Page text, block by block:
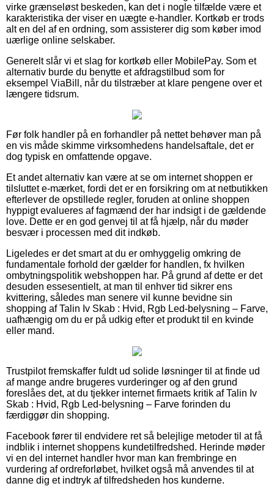
virke grænseløst beskeden, kan det i nogle tilfælde være et
karakteristika der viser en uægte e-handler. Kortkøb er trods
alt en del af en ordning, som assisterer dig som køber imod
uærlige online selskaber.
Generelt slår vi et slag for kortkøb eller MobilePay. Som et
alternativ burde du benytte et afdragstilbud som for
eksempel ViaBill, når du tilstræber at klare pengene over et
længere tidsrum.
Før folk handler på en forhandler på nettet behøver man på
en vis måde skimme virksomhedens handelsaftale, det er
dog typisk en omfattende opgave.
Et andet alternativ kan være at se om internet shoppen er
tilsluttet e-mærket, fordi det er en forsikring om at netbutikken
efterlever de opstillede regler, foruden at online shoppen
hyppigt evalueres af fagmænd der har indsigt i de gældende
love. Dette er en god genvej til at få hjælp, når du møder
besvær i processen med dit indkøb.
Ligeledes er det smart at du er omhyggelig omkring de
fundamentale forhold der gælder for handlen, fx hvilken
ombytningspolitik webshoppen har. På grund af dette er det
desuden essesentielt, at man til enhver tid sikrer ens
kvittering, således man senere vil kunne bevidne sin
shopping af Talin Iv Skab : Hvid, Rgb Led-belysning – Farve,
uafhængig om du er på udkig efter et produkt til en kvinde
eller mand.
Trustpilot fremskaffer fuldt ud solide løsninger til at finde ud
af mange andre brugeres vurderinger og af den grund
foreslåes det, at du tjekker internet firmaets kritik af Talin Iv
Skab : Hvid, Rgb Led-belysning – Farve forinden du
færdiggør din shopping.
Facebook fører til endvidere ret så belejlige metoder til at få
indblik i internet shoppens kundetilfredshed. Herinde møder
vi en del internet handler hvor man kan frembringe en
vurdering af ordreforløbet, hvilket også må anvendes til at
danne dig et indtryk af tilfredsheden hos kunderne.